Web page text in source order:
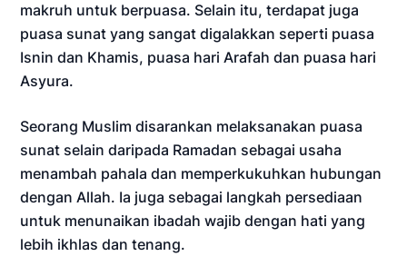
makruh untuk berpuasa. Selain itu, terdapat juga
puasa sunat yang sangat digalakkan seperti puasa
Isnin dan Khamis, puasa hari Arafah dan puasa hari
Asyura.
Seorang Muslim disarankan melaksanakan puasa
sunat selain daripada Ramadan sebagai usaha
menambah pahala dan memperkukuhkan hubungan
dengan Allah. Ia juga sebagai langkah persediaan
untuk menunaikan ibadah wajib dengan hati yang
lebih ikhlas dan tenang.